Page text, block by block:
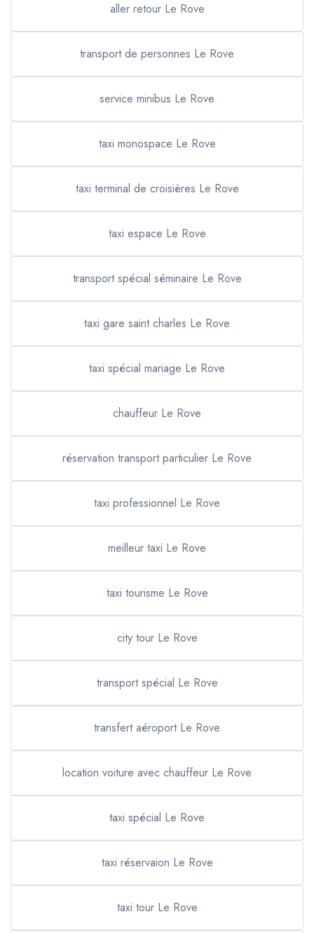
aller retour Le Rove
transport de personnes Le Rove
service minibus Le Rove
taxi monospace Le Rove
taxi terminal de croisières Le Rove
taxi espace Le Rove
transport spécial séminaire Le Rove
taxi gare saint charles Le Rove
taxi spécial mariage Le Rove
chauffeur Le Rove
réservation transport particulier Le Rove
taxi professionnel Le Rove
meilleur taxi Le Rove
taxi tourisme Le Rove
city tour Le Rove
transport spécial Le Rove
transfert aéroport Le Rove
location voiture avec chauffeur Le Rove
taxi spécial Le Rove
taxi réservaion Le Rove
taxi tour Le Rove